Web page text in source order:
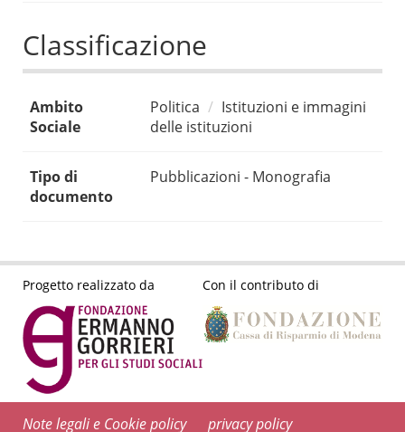
Classificazione
Ambito
Sociale
Politica
Istituzioni e immagini
delle istituzioni
Tipo di
documento
Pubblicazioni - Monografia
Progetto realizzato da Con il contributo di
Note legali e Cookie policy privacy policy